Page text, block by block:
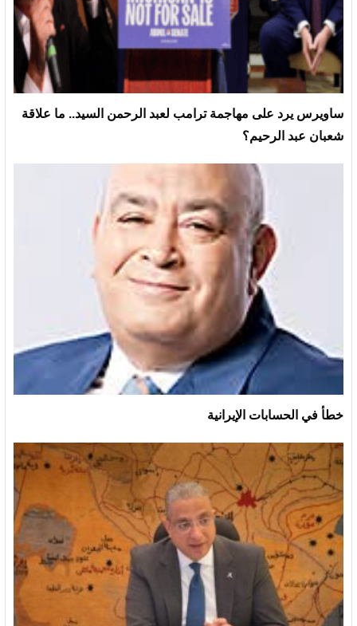
ساويرس يرد على مهاجمة ترامب لعبد الرحمن السيد.. ما علاقة
شعبان عبد الرحيم؟
خطأ في الحسابات الإيرانية